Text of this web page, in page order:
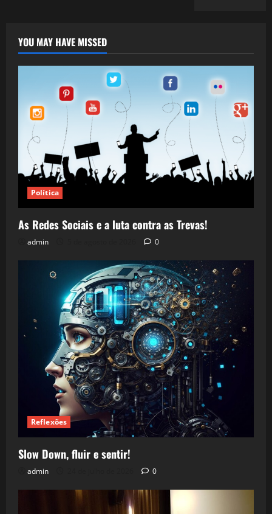
YOU MAY HAVE MISSED
Política
As Redes Sociais e a luta contra as Trevas!
admin 0
Reflexões
Slow Down, fluir e sentir!
admin 0